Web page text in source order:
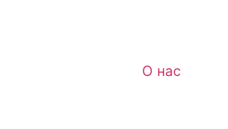
О нас